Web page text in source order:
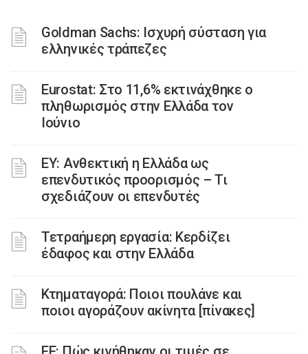
Goldman Sachs: Ισχυρή σύσταση για
ελληνικές τράπεζες
Eurostat: Στο 11,6% εκτινάχθηκε ο
πληθωρισμός στην Ελλάδα τον
Ιούνιο
ΕΥ: Ανθεκτική η Ελλάδα ως
επενδυτικός προορισμός – Τι
σχεδιάζουν οι επενδυτές
Τετραήμερη εργασία: Κερδίζει
έδαφος και στην Ελλάδα
Κτηματαγορά: Ποιοι πουλάνε και
ποιοι αγοράζουν ακίνητα [πίνακες]